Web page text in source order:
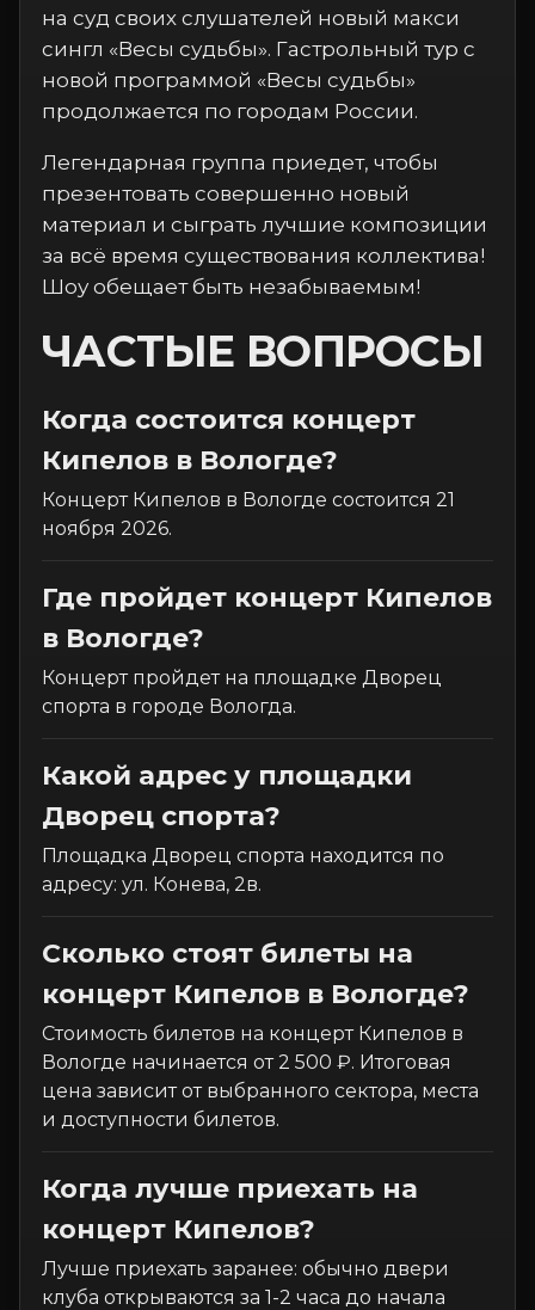
на суд своих слушателей новый макси
сингл «Весы судьбы». Гастрольный тур с
новой программой «Весы судьбы»
продолжается по городам России.
Легендарная группа приедет, чтобы
презентовать совершенно новый
материал и сыграть лучшие композиции
за всё время существования коллектива!
Шоу обещает быть незабываемым!
ЧАСТЫЕ ВОПРОСЫ
Когда состоится концерт
Кипелов в Вологде?
Концерт Кипелов в Вологде состоится 21
ноября 2026.
Где пройдет концерт Кипелов
в Вологде?
Концерт пройдет на площадке Дворец
спорта в городе Вологда.
Какой адрес у площадки
Дворец спорта?
Площадка Дворец спорта находится по
адресу: ул. Конева, 2в.
Сколько стоят билеты на
концерт Кипелов в Вологде?
Стоимость билетов на концерт Кипелов в
Вологде начинается от 2 500 ₽. Итоговая
цена зависит от выбранного сектора, места
и доступности билетов.
Когда лучше приехать на
концерт Кипелов?
Лучше приехать заранее: обычно двери
клуба открываются за 1-2 часа до начала